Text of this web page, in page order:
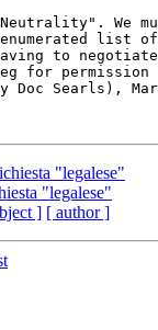
We
list of
to negotiate
for permission
Searls),
"legalese"
"legalese"
] [ author ]